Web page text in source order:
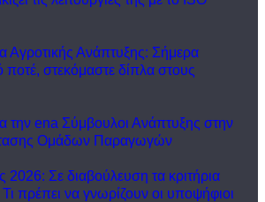
Αγροτικής Ανάπτυξης: Σήμερα
στεκόμαστε δίπλα στους
την ena Σύμβουλοι Ανάπτυξης στην
Ομάδων Παραγωγών
2026: Σε διαβούλευση τα κριτήρια
πρέπει να γνωρίζουν οι υποψήφιοι